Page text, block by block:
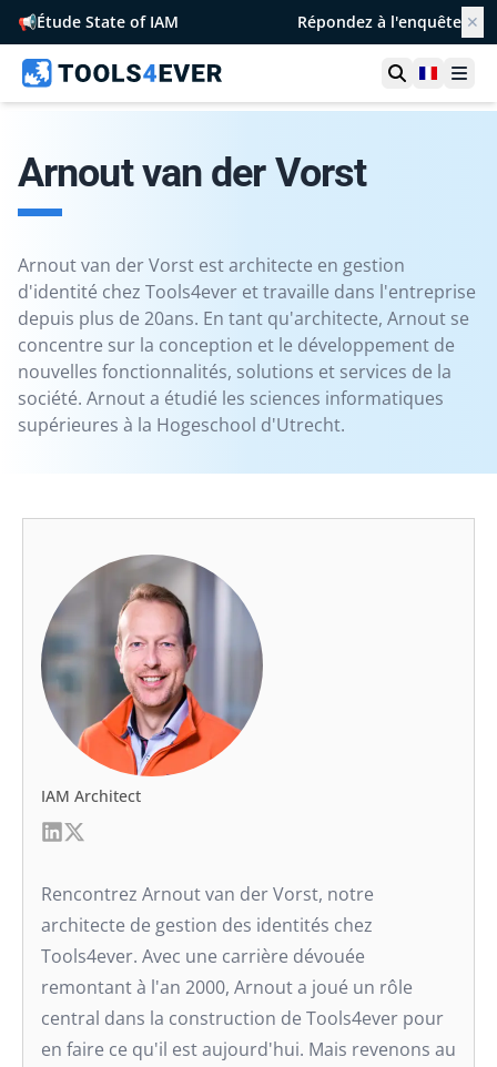
📢Étude State of IAM Répondez à l'enquête ✕
Ouvrir la
France
Arnout van der Vorst
Arnout van der Vorst est architecte en gestion
d'identité chez Tools4ever et travaille dans l'entreprise
depuis plus de 20ans. En tant qu'architecte, Arnout se
concentre sur la conception et le développement de
nouvelles fonctionnalités, solutions et services de la
société. Arnout a étudié les sciences informatiques
supérieures à la Hogeschool d'Utrecht.
IAM Architect
Rencontrez Arnout van der Vorst, notre
architecte de gestion des identités chez
Tools4ever. Avec une carrière dévouée
remontant à l'an 2000, Arnout a joué un rôle
central dans la construction de Tools4ever pour
en faire ce qu'il est aujourd'hui. Mais revenons au